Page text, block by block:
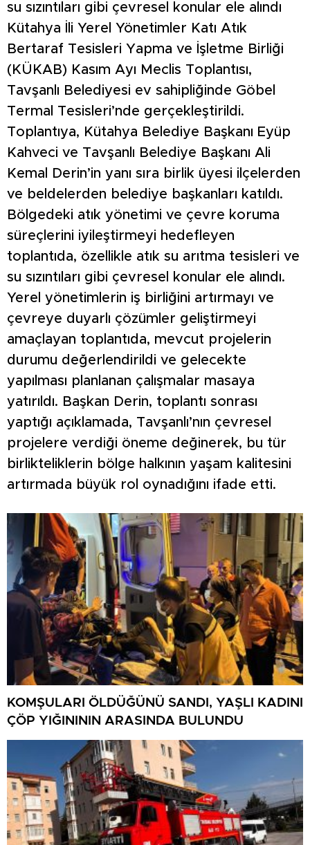
su sızıntıları gibi çevresel konular ele alındı
Kütahya İli Yerel Yönetimler Katı Atık
Bertaraf Tesisleri Yapma ve İşletme Birliği
(KÜKAB) Kasım Ayı Meclis Toplantısı,
Tavşanlı Belediyesi ev sahipliğinde Göbel
Termal Tesisleri’nde gerçekleştirildi.
Toplantıya, Kütahya Belediye Başkanı Eyüp
Kahveci ve Tavşanlı Belediye Başkanı Ali
Kemal Derin’in yanı sıra birlik üyesi ilçelerden
ve beldelerden belediye başkanları katıldı.
Bölgedeki atık yönetimi ve çevre koruma
süreçlerini iyileştirmeyi hedefleyen
toplantıda, özellikle atık su arıtma tesisleri ve
su sızıntıları gibi çevresel konular ele alındı.
Yerel yönetimlerin iş birliğini artırmayı ve
çevreye duyarlı çözümler geliştirmeyi
amaçlayan toplantıda, mevcut projelerin
durumu değerlendirildi ve gelecekte
yapılması planlanan çalışmalar masaya
yatırıldı. Başkan Derin, toplantı sonrası
yaptığı açıklamada, Tavşanlı’nın çevresel
projelere verdiği öneme değinerek, bu tür
birlikteliklerin bölge halkının yaşam kalitesini
artırmada büyük rol oynadığını ifade etti.
KOMŞULARI ÖLDÜĞÜNÜ SANDI, YAŞLI KADINI
ÇÖP YIĞINININ ARASINDA BULUNDU